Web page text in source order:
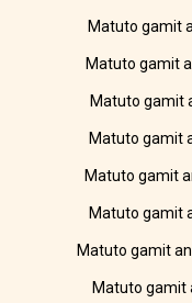
Matuto gamit
Matuto gamit
Matuto gamit
Matuto gamit
Matuto gamit
Matuto gamit
Matuto gamit
Matuto gamit